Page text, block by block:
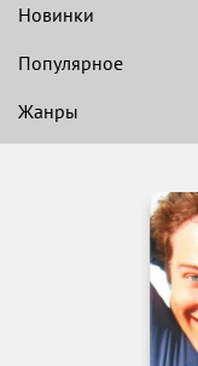
Новинки
Популярное
Жанры